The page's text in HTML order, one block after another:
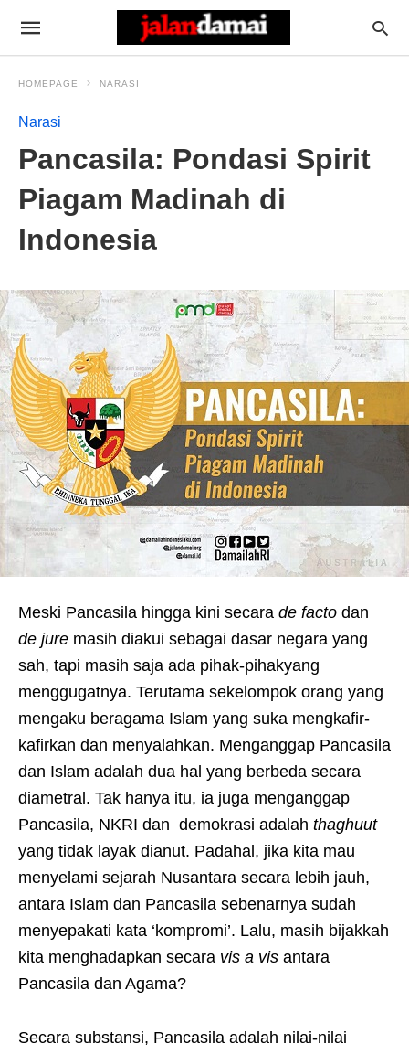
HOMEPAGE NARASI
Narasi
Pancasila: Pondasi Spirit
Piagam Madinah di
Indonesia
Meski Pancasila hingga kini secara de facto dan
de jure masih diakui sebagai dasar negara yang
sah, tapi masih saja ada pihak-pihakyang
menggugatnya. Terutama sekelompok orang yang
mengaku beragama Islam yang suka mengkafir-
kafirkan dan menyalahkan. Menganggap Pancasila
dan Islam adalah dua hal yang berbeda secara
diametral. Tak hanya itu, ia juga menganggap
Pancasila, NKRI dan demokrasi adalah thaghuut
yang tidak layak dianut. Padahal, jika kita mau
menyelami sejarah Nusantara secara lebih jauh,
antara Islam dan Pancasila sebenarnya sudah
menyepakati kata ‘kompromi’. Lalu, masih bijakkah
kita menghadapkan secara vis a vis antara
Pancasila dan Agama?
Secara substansi, Pancasila adalah nilai-nilai